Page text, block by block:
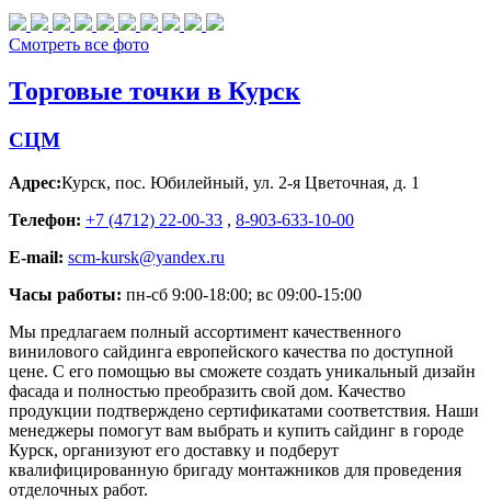
Смотреть все фото
Торговые точки в Курск
СЦМ
Адрес:Курск, пос. Юбилейный, ул. 2-я Цветочная, д. 1
Телефон: +7 (4712) 22-00-33 , 8-903-633-10-00
E-mail: scm-kursk@yandex.ru
Часы работы: пн-сб 9:00-18:00; вс 09:00-15:00
Мы предлагаем полный ассортимент качественного
винилового сайдинга европейского качества по доступной
цене. С его помощью вы сможете создать уникальный дизайн
фасада и полностью преобразить свой дом. Качество
продукции подтверждено сертификатами соответствия. Наши
менеджеры помогут вам выбрать и купить сайдинг в городе
Курск, организуют его доставку и подберут
квалифицированную бригаду монтажников для проведения
отделочных работ.